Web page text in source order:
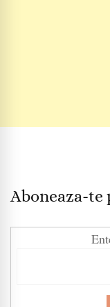
Aboneaza-